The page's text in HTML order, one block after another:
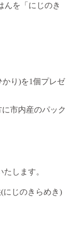
んを「にじのき
り)を1個プレゼ
市内産のパック
します。
(にじのきらめき)